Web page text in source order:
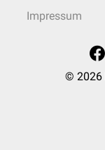
Impressum
© 2026